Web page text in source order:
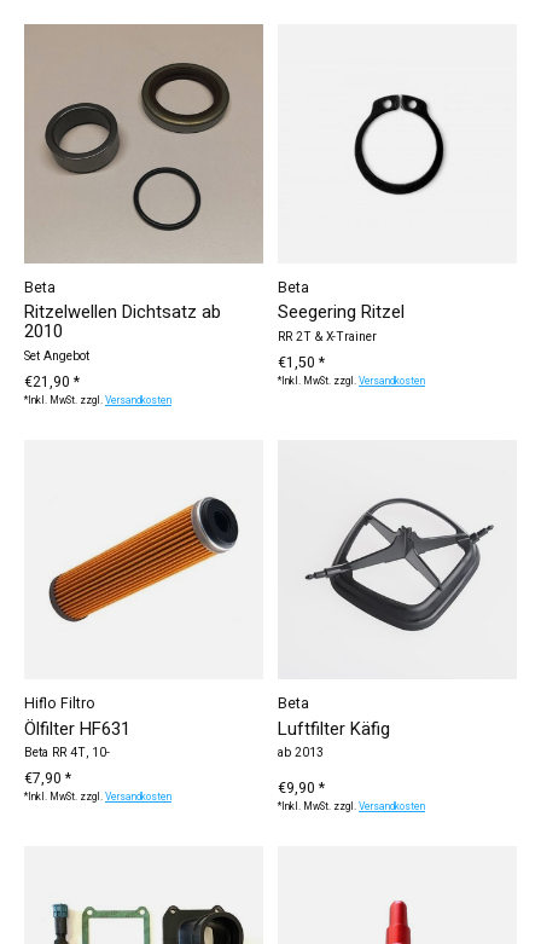
Beta
Ritzelwellen Dichtsatz ab
2010
Set Angebot
€21,90 *
*Inkl. MwSt. zzgl.Versandkosten
Beta
Seegering Ritzel
RR 2T & X-Trainer
€1,50 *
*Inkl. MwSt. zzgl.Versandkosten
Hiflo Filtro
Ölfilter HF631
Beta RR 4T, 10-
€7,90 *
*Inkl. MwSt. zzgl.Versandkosten
Beta
Luftfilter Käfig
ab 2013
€9,90 *
*Inkl. MwSt. zzgl.Versandkosten